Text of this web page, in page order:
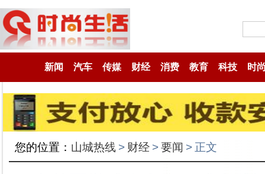
新闻 汽车 传媒 财经 消费 教育 科技 时
您的位置： 山城热线 > 财经 >要闻 > 正文